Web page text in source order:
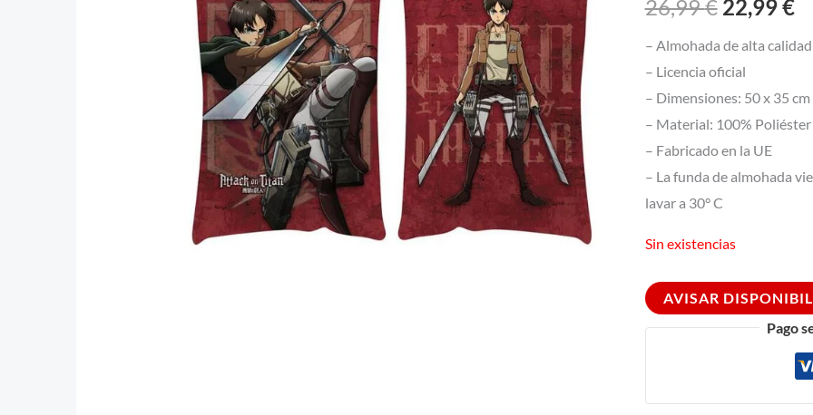
26,99€ 22,99€
– Almohada de alta calidad
– Licencia oficial
– Dimensiones: 50 x 35 cm
– Material: 100% Poliéster
– Fabricado en la UE
– La funda de almohada
lavar a 30° C
Sin existencias
AVISAR
Pago